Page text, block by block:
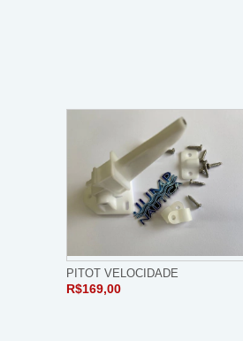
PITOT VELOCIDADE
R$169,00